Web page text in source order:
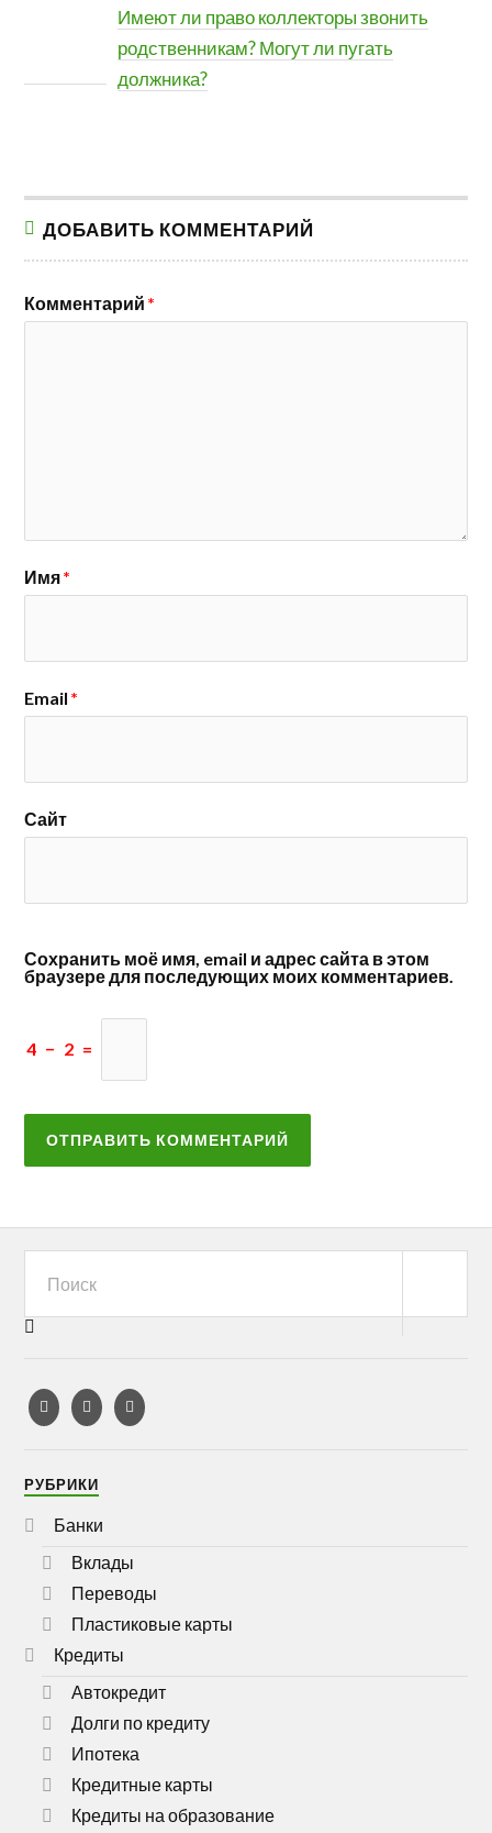
Имеют ли право коллекторы звонить
родственникам? Могут ли пугать
должника?
ДОБАВИТЬ КОММЕНТАРИЙ
Комментарий *
Имя*
Email *
Сайт
Сохранить моё имя, email и адрес сайта в этом
браузере для последующих моих комментариев.
4 − 2 =
РУБРИКИ
Банки
Вклады
Переводы
Пластиковые карты
Кредиты
Автокредит
Долги по кредиту
Ипотека
Кредитные карты
Кредиты на образование